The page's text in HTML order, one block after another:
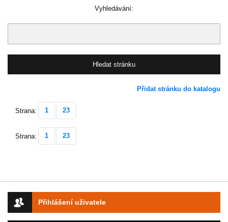
Přihlášení uživatele
Vyhledávání:
Přidat stránku do katalogu
Strana: 1 23
Strana: 1 23